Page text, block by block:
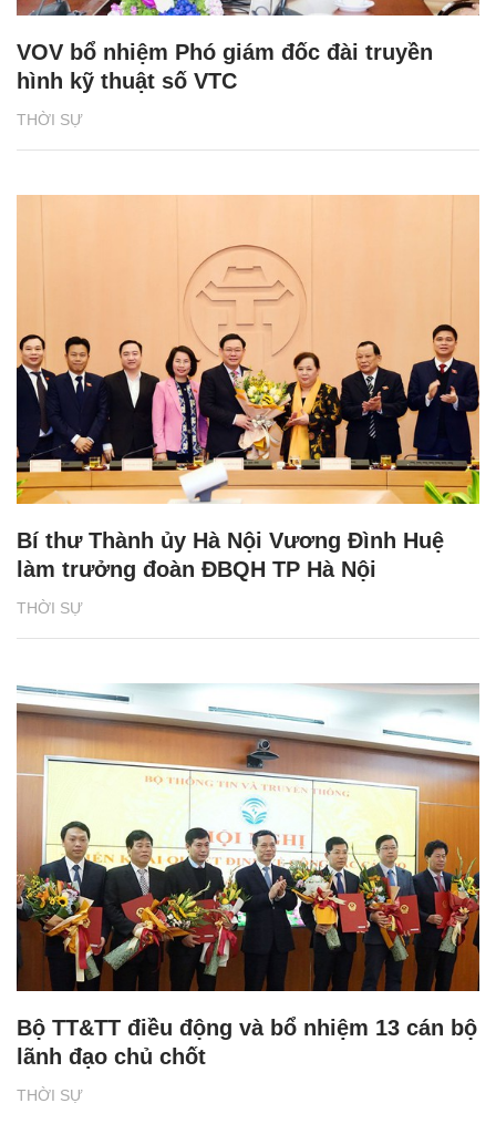
THỜI SỰ
VOV bổ nhiệm Phó giám đốc đài truyền
hình kỹ thuật số VTC
THỜI SỰ
Bí thư Thành ủy Hà Nội Vương Đình Huệ
làm trưởng đoàn ĐBQH TP Hà Nội
THỜI SỰ
Bộ TT&TT điều động và bổ nhiệm 13 cán bộ
lãnh đạo chủ chốt